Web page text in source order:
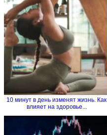
10 минут в день изменят жизнь. Как
влияет на здоровье...